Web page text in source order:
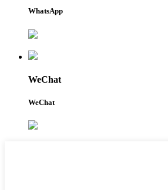
WhatsApp
WeChat
WeChat